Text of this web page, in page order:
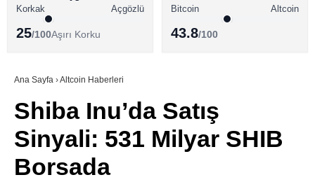
Youtube
TikTok
ALTCOİN HABERLERİ
SÖZLÜK
Korkak
Açgözlü
25/100Aşırı Korku
Bitcoin
Altcoin
43.8/100
Ana Sayfa ›Altcoin Haberleri
Shiba Inu’da Satış
Sinyali: 531 Milyar SHIB
Borsada